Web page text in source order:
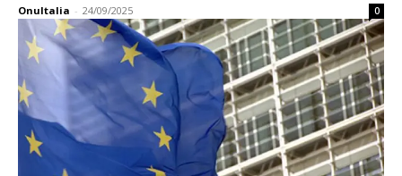
OnuItalia - 24/09/2025 0